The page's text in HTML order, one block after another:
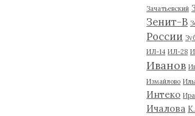
Зачатьевский
Зенит-В
России
ИЛ-14 ИЛ-28
Иванов
Измайлово
Интеко
Ичалова